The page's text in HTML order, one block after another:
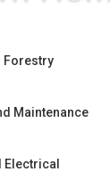
Forestry
Maintenance
Electrical